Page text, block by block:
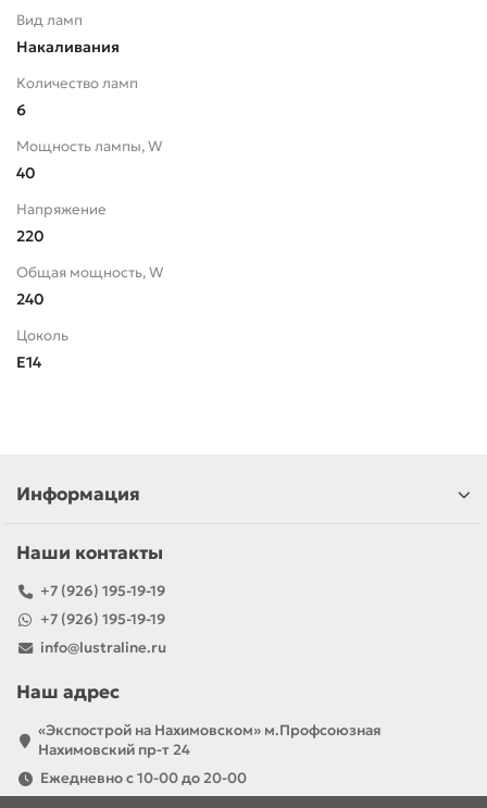
Вид ламп
Накаливания
Количество ламп
6
Мощность лампы, W
40
Напряжение
220
Общая мощность, W
240
Цоколь
E14
Информация
Наши контакты
+7 (926) 195-19-19
+7 (926) 195-19-19
info@lustraline.ru
Наш адрес
«Экспострой на Нахимовском» м.Профсоюзная
Нахимовский пр-т 24
Ежедневно с 10-00 до 20-00